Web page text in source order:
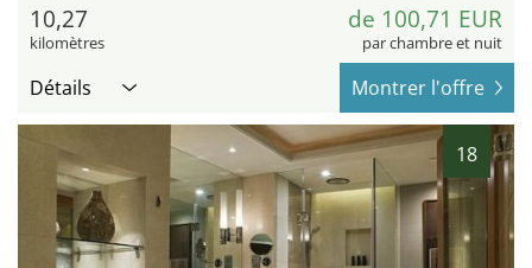
10,27
kilomètres
de 100,71 EUR
par chambre et nuit
Détails Montrer l'offre
18